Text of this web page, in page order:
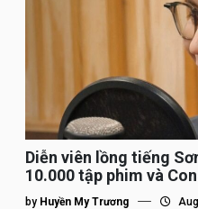
Diễn viên lồng tiếng
10.000 tập phim và
nhất”
by Huyền My Trương